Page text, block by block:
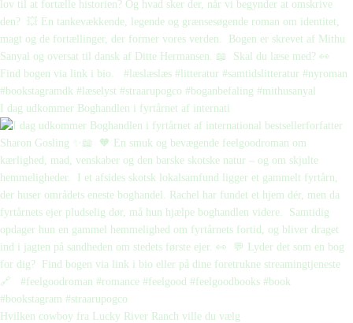
I dag udkommer Boghandlen i fyrtårnet af internati
Hvilken cowboy fra Lucky River Ranch ville du vælg